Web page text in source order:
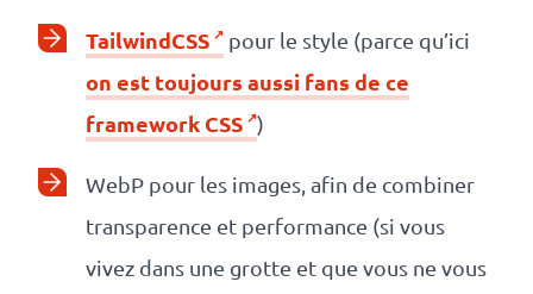
TailwindCSS pour le style (parce qu’ici
on est toujours aussi fans de ce
framework CSS )
WebP pour les images, afin de combiner
transparence et performance (si vous
vivez dans une grotte et que vous ne vous